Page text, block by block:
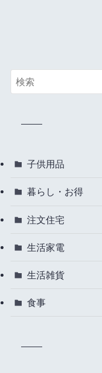
子供用品
暮らし・お得
注文住宅
生活家電
生活雑貨
食事